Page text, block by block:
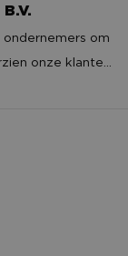
om
kleinbedrijf.